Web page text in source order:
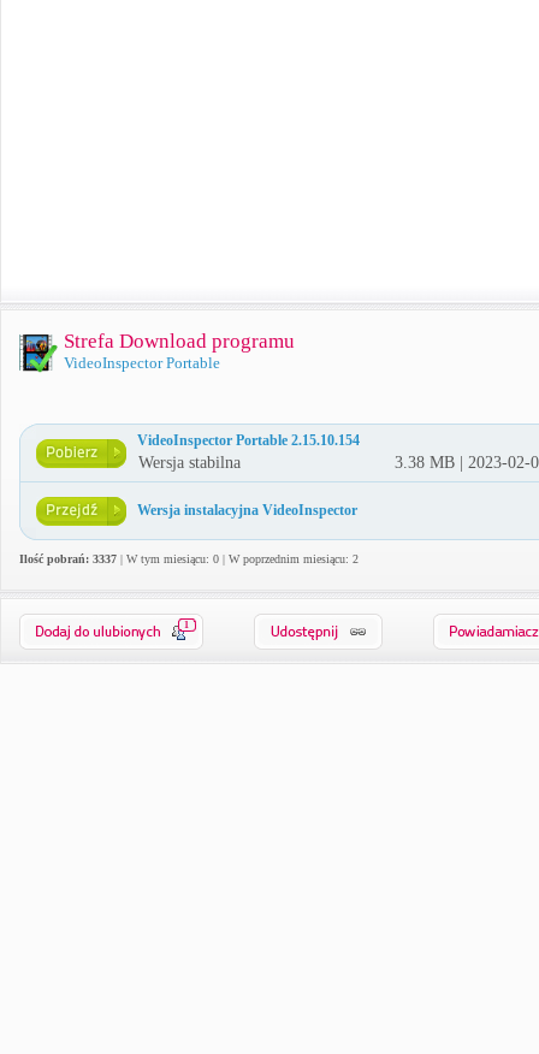
Strefa Download programu
VideoInspector Portable
VideoInspector Portable 2.15.10.154
Wersja stabilna 3.38 MB | 2023-02-
Wersja instalacyjna VideoInspector
Ilość pobrań: 3337 | W tym miesiącu: 0 | W poprzednim miesiącu: 2
1